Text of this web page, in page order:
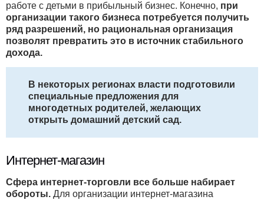
работе с детьми в прибыльный бизнес. Конечно, при
организации такого бизнеса потребуется получить
ряд разрешений, но рациональная организация
позволят превратить это в источник стабильного
дохода.
В некоторых регионах власти подготовили
специальные предложения для
многодетных родителей, желающих
открыть домашний детский сад.
Интернет-магазин
Сфера интернет-торговли все больше набирает
обороты. Для организации интернет-магазина